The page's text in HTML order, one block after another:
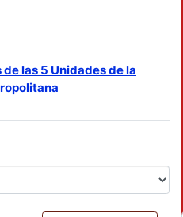
las 5 Unidades de la